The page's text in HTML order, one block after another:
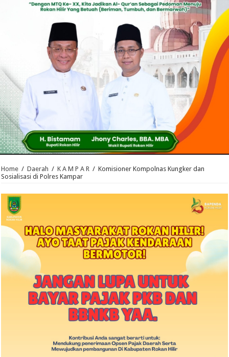
Home / Daerah / K A M P A R / Komisioner Kompolnas Kungker dan
Sosialisasi di Polres Kampar